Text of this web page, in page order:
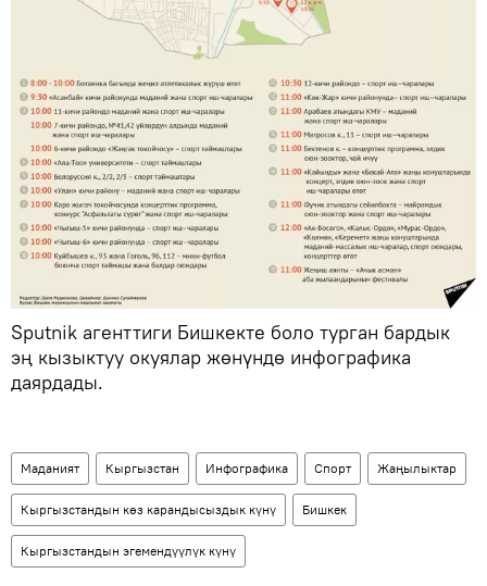
Sputnik агенттиги Бишкекте боло турган бардык
эң кызыктуу окуялар жөнүндө инфографика
даярдады.
Маданият Кыргызстан Инфографика Спорт Жаңылыктар
Кыргызстандын көз карандысыздык күнү Бишкек
Кыргызстандын эгемендүүлүк күнү